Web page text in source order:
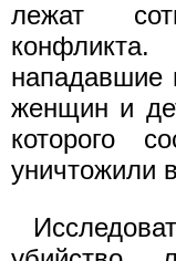
лежат
нападавшие
женщин и
которого
уничтожили